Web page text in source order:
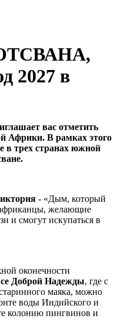
2027 в
вас отметить
Африки. В рамках этого
в трех странах южной
- «Дым, который
желающие
и смогут искупаться в
оконечности
Доброй Надежды, где с
маяка, можно
воды Индийского и
колонию пингвинов и